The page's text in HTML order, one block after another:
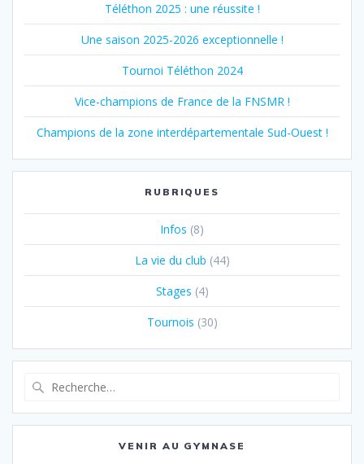
Téléthon 2025 : une réussite !
Une saison 2025-2026 exceptionnelle !
Tournoi Téléthon 2024
Vice-champions de France de la FNSMR !
Champions de la zone interdépartementale Sud-Ouest !
RUBRIQUES
Infos (8)
La vie du club (44)
Stages (4)
Tournois (30)
:
VENIR AU GYMNASE